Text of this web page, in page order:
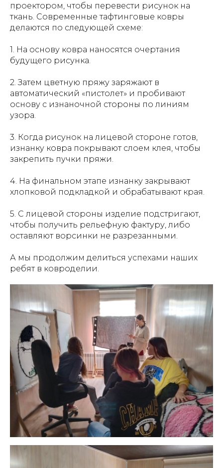
проектором, чтобы перевести рисунок на
ткань. Современные тафтинговые ковры
делаются по следующей схеме:
1. На основу ковра наносятся очертания
будущего рисунка.
2. Затем цветную пряжу заряжают в
автоматический «пистолет» и пробивают
основу с изнаночной стороны по линиям
узора.
3. Когда рисунок на лицевой стороне готов,
изнанку ковра покрывают слоем клея, чтобы
закрепить пучки пряжи.
4. На финальном этапе изнанку закрывают
хлопковой подкладкой и обрабатывают края.
5. С лицевой стороны изделие подстригают,
чтобы получить рельефную фактуру, либо
оставляют ворсинки не разрезанными.
А мы продолжим делиться успехами наших
ребят в ковроделии.